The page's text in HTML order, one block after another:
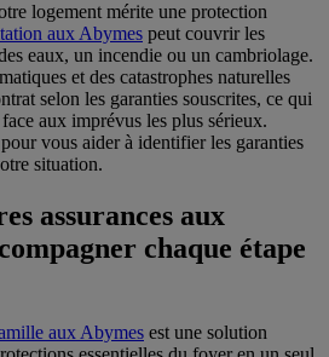
logement mérite une protection
aux Abymes peut couvrir les
eaux, un incendie ou un cambriolage.
et des catastrophes naturelles
selon les garanties souscrites, ce qui
aux imprévus les plus sérieux.
vous aider à identifier les garanties
situation.
assurances aux
chaque étape
aux Abymes est une solution